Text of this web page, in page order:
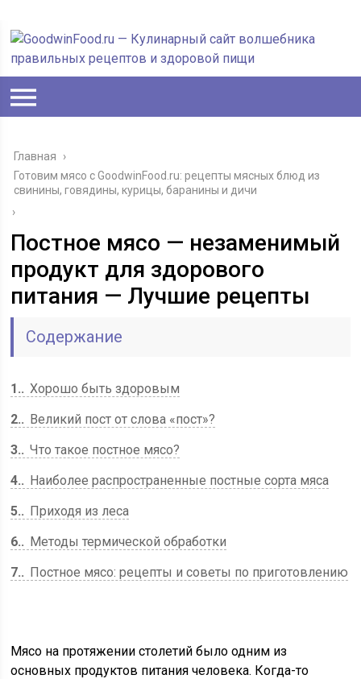
Главная
›
Готовим мясо с GoodwinFood.ru: рецепты мясных блюд из
свинины, говядины, курицы, баранины и дичи
›
Постное мясо — незаменимый
продукт для здорового
питания — Лучшие рецепты
Содержание
1.
Хорошо быть здоровым
2.
Великий пост от слова «пост»?
3.
Что такое постное мясо?
4.
Наиболее распространенные постные сорта мяса
5.
Приходя из леса
6.
Методы термической обработки
7.
Постное мясо: рецепты и советы по приготовлению
Мясо на протяжении столетий было одним из
основных продуктов питания человека. Когда-то